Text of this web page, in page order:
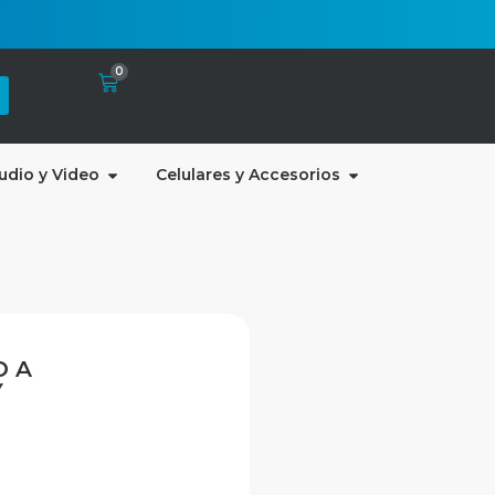
0
y Video Celulares y Accesorios
A